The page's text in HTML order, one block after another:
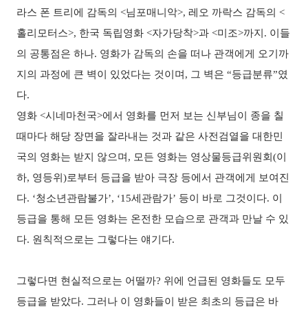
라스 폰 트리에 감독의 <님포매니악>, 레오 까락스 감독의 <
홀리모터스>, 한국 독립영화 <자가당착>과 <미조>까지. 이들
의 공통점은 하나. 영화가 감독의 손을 떠나 관객에게 오기까
지의 과정에 큰 벽이 있었다는 것이며, 그 벽은 “등급분류”였
다.
영화 <시네마천국>에서 영화를 먼저 보는 신부님이 종을 칠
때마다 해당 장면을 잘라내는 것과 같은 사전검열을 대한민
국의 영화는 받지 않으며, 모든 영화는 영상물등급위원회(이
하, 영등위)로부터 등급을 받아 극장 등에서 관객에게 보여진
다. ‘청소년관람불가’, ‘15세관람가’ 등이 바로 그것이다. 이
등급을 통해 모든 영화는 온전한 모습으로 관객과 만날 수 있
다. 원칙적으로는 그렇다는 얘기다.
그렇다면 현실적으로는 어떨까? 위에 언급된 영화들도 모두
등급을 받았다. 그러나 이 영화들이 받은 최초의 등급은 바